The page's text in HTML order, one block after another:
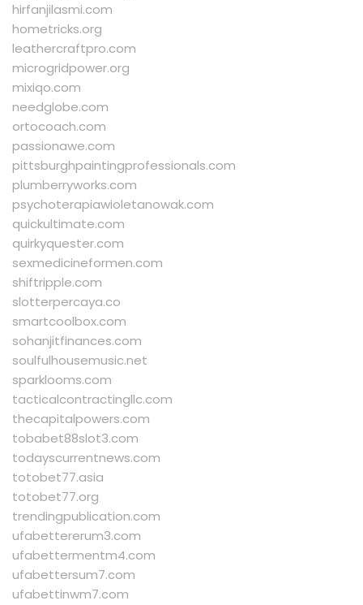
hirfanjilasmi.com
hometricks.org
leathercraftpro.com
microgridpower.org
mixiqo.com
needglobe.com
ortocoach.com
passionawe.com
pittsburghpaintingprofessionals.com
plumberryworks.com
psychoterapiawioletanowak.com
quickultimate.com
quirkyquester.com
sexmedicineformen.com
shiftripple.com
slotterpercaya.co
smartcoolbox.com
sohanjitfinances.com
soulfulhousemusic.net
sparklooms.com
tacticalcontractingllc.com
thecapitalpowers.com
tobabet88slot3.com
todayscurrentnews.com
totobet77.asia
totobet77.org
trendingpublication.com
ufabettererum3.com
ufabettermentm4.com
ufabettersum7.com
ufabettinwm7.com